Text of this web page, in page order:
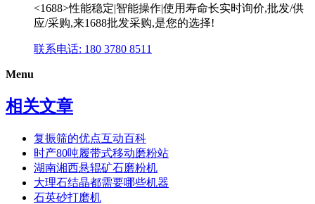
<1688>性能稳定|智能操作|使用寿命长实时询价,批发/供
应/采购,来1688批发采购,是您的选择!
联系电话: 180 3780 8511
Menu
相关文章
复振筛的优点互动百科
时产80吨履带式移动磨粉站
湖南湘西悬辊矿石磨粉机
大理石结晶都需要哪些机器
石英砂打磨机